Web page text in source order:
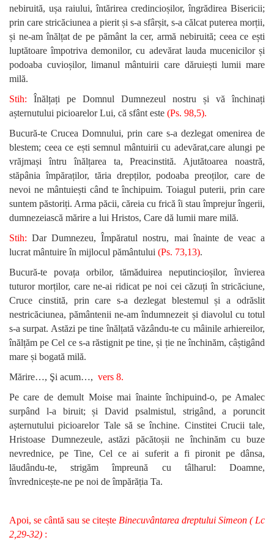
nebiruită, ușa raiului, întărirea credincioșilor, îngrădirea Bisericii;
prin care stricăciunea a pierit și s-a sfârșit, s-a călcat puterea morții,
și ne-am înălțat de pe pământ la cer, armă nebiruită; ceea ce ești
luptătoare împotriva demonilor, cu adevărat lauda mucenicilor și
podoaba cuvioșilor, limanul mântuirii care dăruiești lumii mare
milă.
Stih:
Înălțați pe Domnul Dumnezeul nostru și vă închinați
așternutului picioarelor Lui, că sfânt este (Ps. 98,5).
Bucură-te Crucea Domnului, prin care s-a dezlegat omenirea de
blestem; ceea ce ești semnul mântuirii cu adevărat,care alungi pe
vrăjmași întru înălțarea ta, Preacinstită. Ajutătoarea noastră,
stăpânia împăraților, tăria drepților, podoaba preoților, care de
nevoi ne mântuiești când te închipuim. Toiagul puterii, prin care
suntem păstoriți. Arma păcii, căreia cu frică îi stau împrejur îngerii,
dumnezeiască mărire a lui Hristos, Care dă lumii mare milă.
Stih: Dar Dumnezeu, Împăratul nostru, mai înainte de veac a
lucrat mântuire în mijlocul pământului (Ps. 73,13).
Bucură-te povața orbilor, tămăduirea neputincioșilor, învierea
tuturor morților, care ne-ai ridicat pe noi cei căzuți în stricăciune,
Cruce cinstită, prin care s-a dezlegat blestemul și a odrăslit
nestricăciunea, pământenii ne-am îndumnezeit și diavolul cu totul
s-a surpat. Astăzi pe tine înălțată văzându-te cu mâinile arhiereilor,
înălțăm pe Cel ce s-a răstignit pe tine, și ție ne închinăm, câștigând
mare și bogată milă.
Mărire…, Şi acum…, vers 8.
Pe care de demult Moise mai înainte închipuind-o, pe Amalec
surpând l-a biruit; și David psalmistul, strigând, a poruncit
așternutului picioarelor Tale să se închine. Cinstitei Crucii tale,
Hristoase Dumnezeule, astăzi păcătoșii ne închinăm cu buze
nevrednice, pe Tine, Cel ce ai suferit a fi pironit pe dânsa,
lăudându-te, strigăm împreună cu tâlharul: Doamne,
învrednicește-ne pe noi de împărăția Ta.
Apoi, se cântă sau se citește Binecuvântarea dreptului Simeon ( Lc
2,29-32) :